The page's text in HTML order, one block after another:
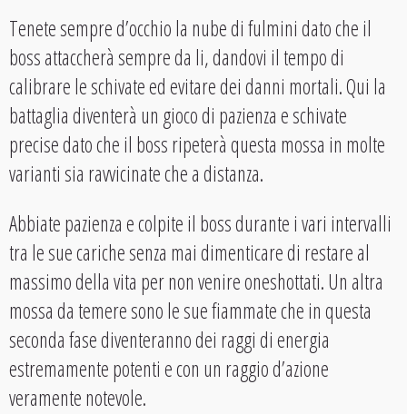
Tenete sempre d’occhio la nube di fulmini dato che il
boss attaccherà sempre da li, dandovi il tempo di
calibrare le schivate ed evitare dei danni mortali. Qui la
battaglia diventerà un gioco di pazienza e schivate
precise dato che il boss ripeterà questa mossa in molte
varianti sia ravvicinate che a distanza.
Abbiate pazienza e colpite il boss durante i vari intervalli
tra le sue cariche senza mai dimenticare di restare al
massimo della vita per non venire oneshottati. Un altra
mossa da temere sono le sue fiammate che in questa
seconda fase diventeranno dei raggi di energia
estremamente potenti e con un raggio d’azione
veramente notevole.